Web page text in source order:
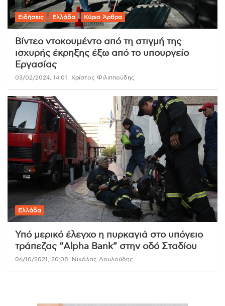
Ειδήσεις Ελλάδα Κύρια Άρθρα
Βίντεο ντοκουμέντο από τη στιγμή της
ισχυρής έκρηξης έξω από το υπουργείο
Εργασίας
03/02/2024, 14:01 Χρίστος Φιλιππούδης
Ελλάδα
Υπό μερικό έλεγχο η πυρκαγιά στο υπόγειο
τράπεζας “Alpha Bank” στην οδό Σταδίου
06/10/2021, 20:08 Νικόλας Λουλούδης